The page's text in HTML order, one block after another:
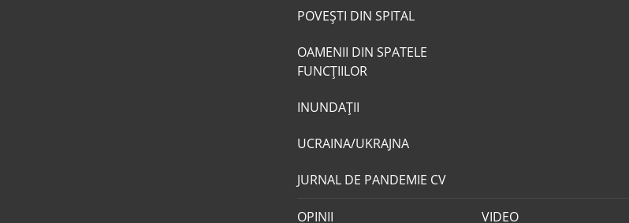
POVEŞTI DIN SPITAL
OAMENII DIN SPATELE
FUNCŢIILOR
INUNDAŢII
UCRAINA/UKRAJNA
JURNAL DE PANDEMIE CV
OPINII VIDEO